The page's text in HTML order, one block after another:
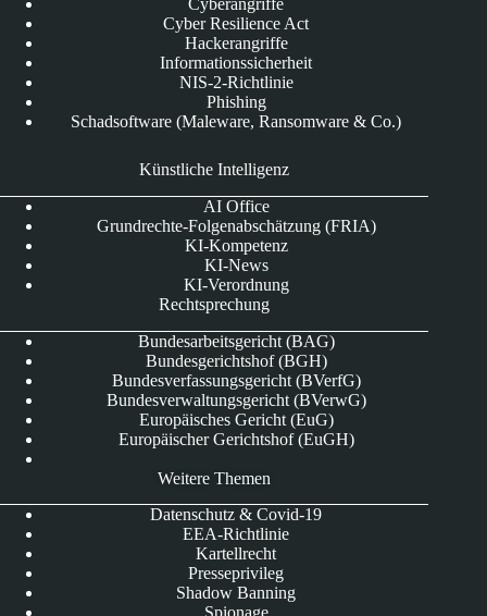
Cyberangriffe
Cyber Resilience Act
Hackerangriffe
Informationssicherheit
NIS-2-Richtlinie
Phishing
Schadsoftware (Maleware, Ransomware & Co.)
Künstliche Intelligenz
AI Office
Grundrechte-Folgenabschätzung (FRIA)
KI-Kompetenz
KI-News
KI-Verordnung
Rechtsprechung
Bundesarbeitsgericht (BAG)
Bundesgerichtshof (BGH)
Bundesverfassungsgericht (BVerfG)
Bundesverwaltungsgericht (BVerwG)
Europäisches Gericht (EuG)
Europäischer Gerichtshof (EuGH)
Weitere Themen
Datenschutz & Covid-19
EEA-Richtlinie
Kartellrecht
Presseprivileg
Shadow Banning